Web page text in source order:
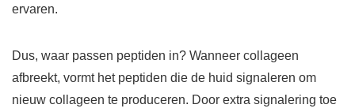
ervaren.
Dus, waar passen peptiden in? Wanneer collageen
afbreekt, vormt het peptiden die de huid signaleren om
nieuw collageen te produceren. Door extra signalering toe